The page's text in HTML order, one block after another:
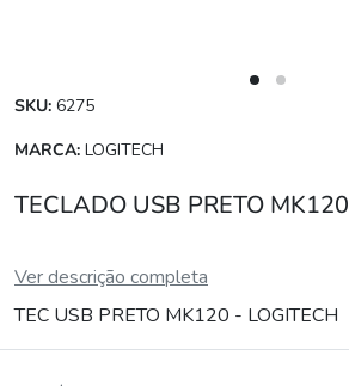
SKU: 6275
MARCA: LOGITECH
TECLADO USB PRETO MK120
Ver descrição completa
TEC USB PRETO MK120 - LOGITECH